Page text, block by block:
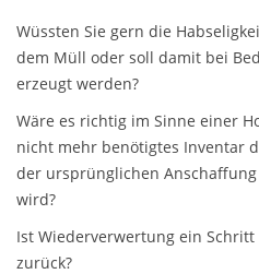
Wüssten Sie gern die
dem Müll oder soll damit bei
erzeugt werden?
Wäre es richtig im Sinne einer
nicht mehr benötigtes Inventar
der ursprünglichen
wird?
Ist Wiederverwertung ein
zurück?